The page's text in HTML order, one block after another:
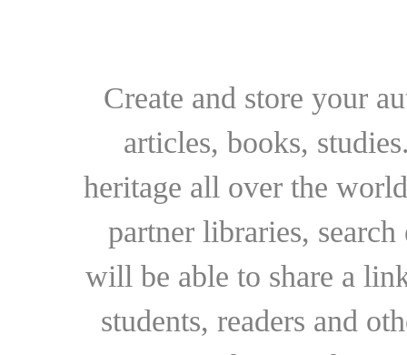
Create and store your
articles, books,
heritage all over the
partner libraries,
will be able to share a
students, readers and